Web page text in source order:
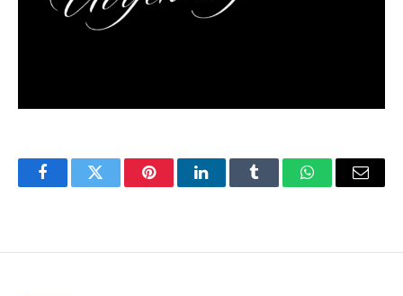
FacebookTwitter PinterestLinkedInTumblr WhatsAppEmail